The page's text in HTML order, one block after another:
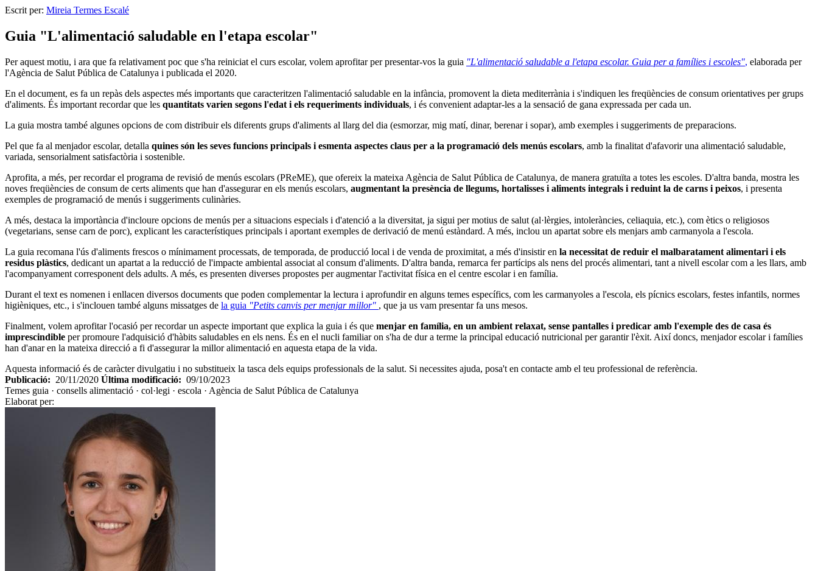
Escrit per: Mireia Termes Escalé
Guia "L'alimentació saludable en l'etapa escolar"
Per aquest motiu, i ara que fa relativament poc que s'ha reiniciat el curs escolar, volem aprofitar per presentar-vos la guia "L'alimentació saludable a l'etapa escolar. Guia per a famílies i escoles", elaborada per
l'Agència de Salut Pública de Catalunya i publicada el 2020.
En el document, es fa un repàs dels aspectes més importants que caracteritzen l'alimentació saludable en la infància, promovent la dieta mediterrània i s'indiquen les freqüències de consum orientatives per grups
d'aliments. És important recordar que les quantitats varien segons l'edat i els requeriments individuals, i és convenient adaptar-les a la sensació de gana expressada per cada un.
La guia mostra també algunes opcions de com distribuir els diferents grups d'aliments al llarg del dia (esmorzar, mig matí, dinar, berenar i sopar), amb exemples i suggeriments de preparacions.
Pel que fa al menjador escolar, detalla quines són les seves funcions principals i esmenta aspectes claus per a la programació dels menús escolars, amb la finalitat d'afavorir una alimentació saludable,
variada, sensorialment satisfactòria i sostenible.
Aprofita, a més, per recordar el programa de revisió de menús escolars (PReME), que ofereix la mateixa Agència de Salut Pública de Catalunya, de manera gratuïta a totes les escoles. D'altra banda, mostra les
noves freqüències de consum de certs aliments que han d'assegurar en els menús escolars, augmentant la presència de llegums, hortalisses i aliments integrals i reduint la de carns i peixos, i presenta
exemples de programació de menús i suggeriments culinàries.
A més, destaca la importància d'incloure opcions de menús per a situacions especials i d'atenció a la diversitat, ja sigui per motius de salut (al·lèrgies, intoleràncies, celiaquia, etc.), com ètics o religiosos
(vegetarians, sense carn de porc), explicant les característiques principals i aportant exemples de derivació de menú estàndard. A més, inclou un apartat sobre els menjars amb carmanyola a l'escola.
La guia recomana l'ús d'aliments frescos o mínimament processats, de temporada, de producció local i de venda de proximitat, a més d'insistir en la necessitat de reduir el malbaratament alimentari i els
residus plàstics, dedicant un apartat a la reducció de l'impacte ambiental associat al consum d'aliments. D'altra banda, remarca fer partícips als nens del procés alimentari, tant a nivell escolar com a les llars, amb
l'acompanyament corresponent dels adults. A més, es presenten diverses propostes per augmentar l'activitat física en el centre escolar i en família.
Durant el text es nomenen i enllacen diversos documents que poden complementar la lectura i aprofundir en alguns temes específics, com les carmanyoles a l'escola, els pícnics escolars, festes infantils, normes
higièniques, etc., i s'inclouen també alguns missatges de la guia "Petits canvis per menjar millor" , que ja us vam presentar fa uns mesos.
Finalment, volem aprofitar l'ocasió per recordar un aspecte important que explica la guia i és que menjar en família, en un ambient relaxat, sense pantalles i predicar amb l'exemple des de casa és
imprescindible per promoure l'adquisició d'hàbits saludables en els nens. És en el nucli familiar on s'ha de dur a terme la principal educació nutricional per garantir l'èxit. Així doncs, menjador escolar i famílies
han d'anar en la mateixa direcció a fi d'assegurar la millor alimentació en aquesta etapa de la vida.
Aquesta informació és de caràcter divulgatiu i no substitueix la tasca dels equips professionals de la salut. Si necessites ajuda, posa't en contacte amb el teu professional de referència.
Publicació: 20/11/2020 Última modificació: 09/10/2023
Temes guia · consells alimentació · col·legi · escola · Agència de Salut Pública de Catalunya
Elaborat per: